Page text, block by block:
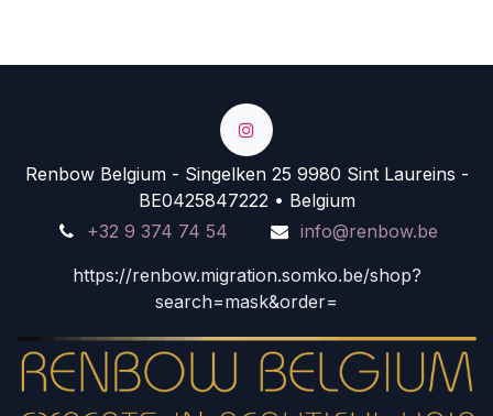
Renbow Belgium - Singelken 25 9980 Sint Laureins -
BE0425847222 • Belgium
+32 9 374 74 54
info@renbow.be
https://renbow.migration.somko.be/shop?
search=mask&order=